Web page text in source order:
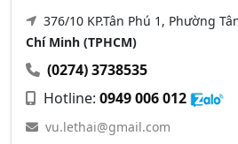
376/10 KP.Tân Phú 1, Phường
Chí Minh (TPHCM)
(0274) 3738535
Hotline: 0949 006 012
vu.lethai@gmail.com